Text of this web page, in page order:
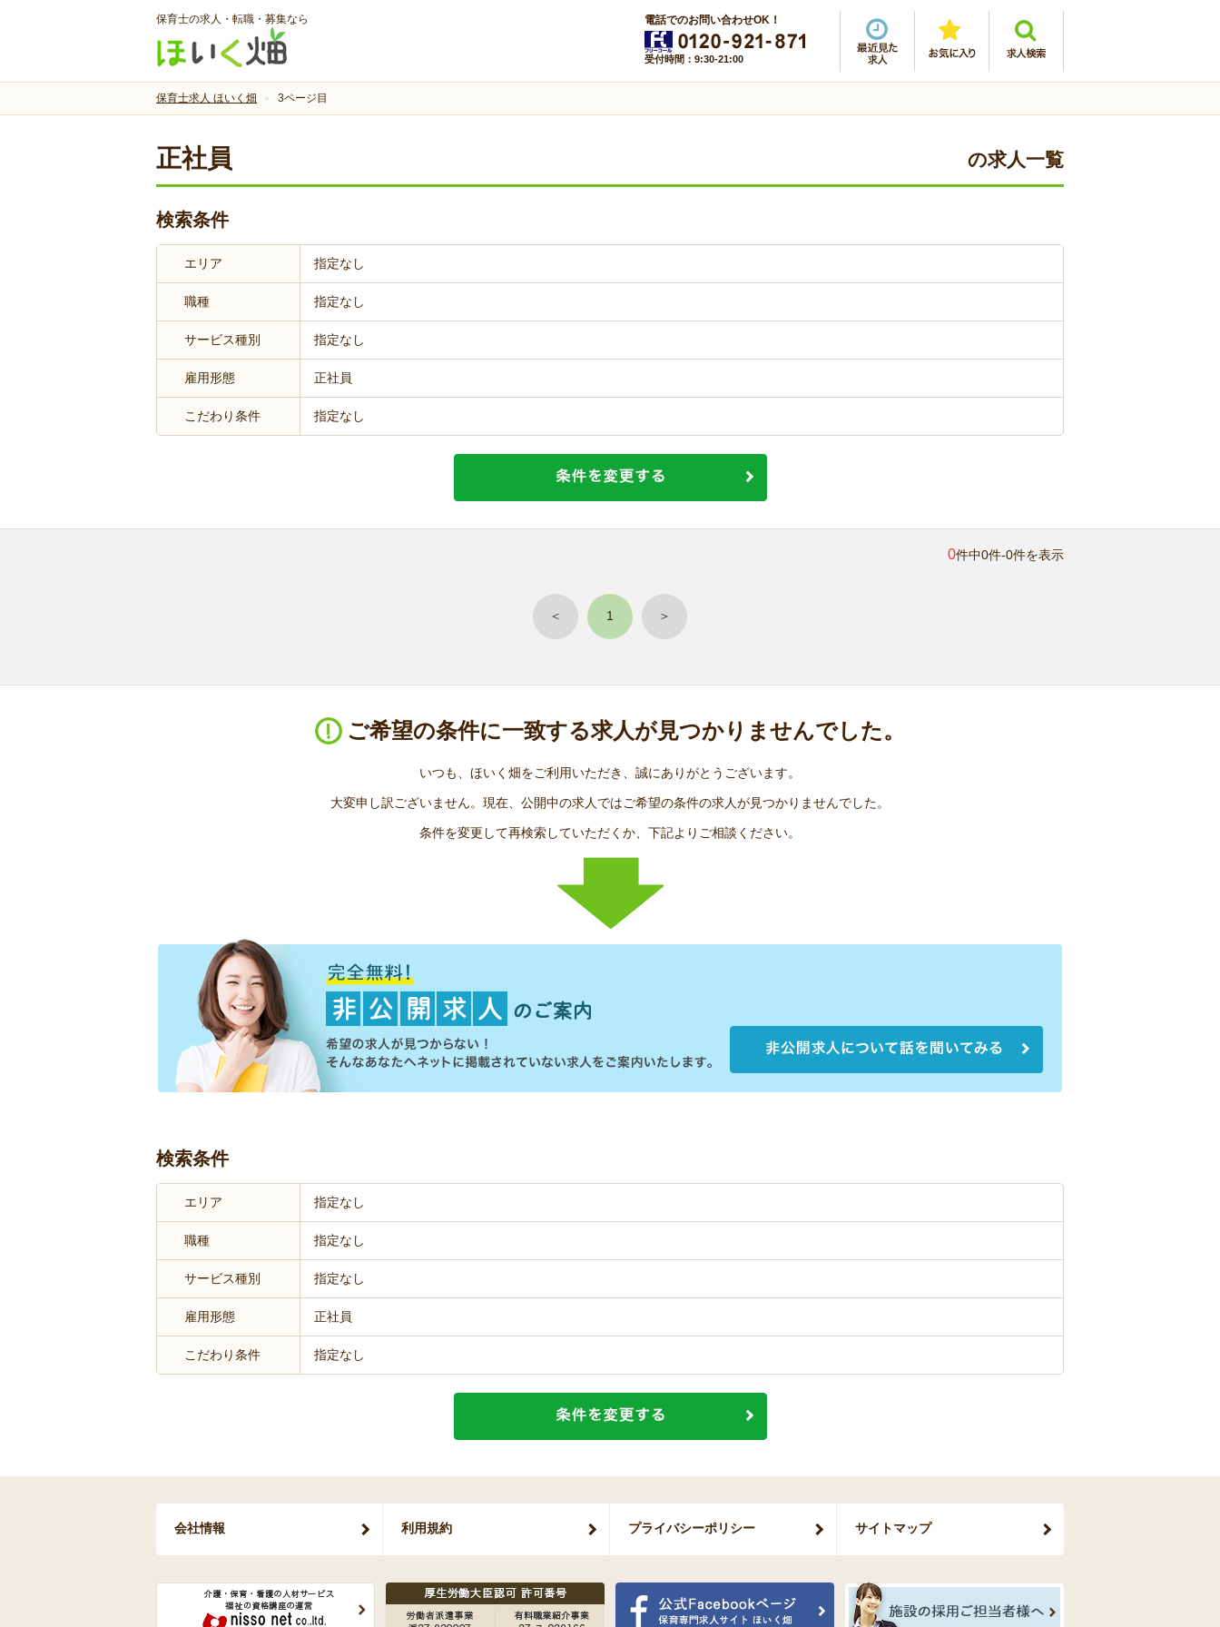
保育士の求人・転職・募集なら 電話でのお問い合わせOK！
受付時間：9:30-21:00
保育士求人 ほいく畑 3ページ目
正社員 の求人一覧
検索条件
エリア 指定なし
職種 指定なし
サービス種別 指定なし
雇用形態 正社員
こだわり条件 指定なし
0件中0件-0件を表示
＜ 1 ＞
ご希望の条件に一致する求人が見つかりませんでした。
いつも、ほいく畑をご利用いただき、誠にありがとうございます。
大変申し訳ございません。現在、公開中の求人ではご希望の条件の求人が見つかりませんでした。
条件を変更して再検索していただくか、下記よりご相談ください。
検索条件
エリア 指定なし
職種 指定なし
サービス種別 指定なし
雇用形態 正社員
こだわり条件 指定なし
会社情報 利用規約 プライバシーポリシー サイトマップ